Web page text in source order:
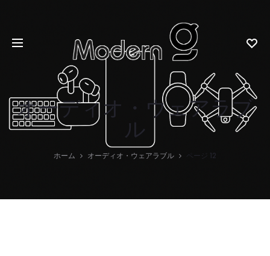
オーディオ・ウェアラブ
ル
ホーム オーディオ・ウェアラブル ページ 12